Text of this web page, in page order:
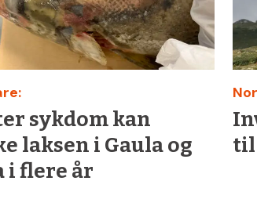
sykdom kan
laksen i Gaula og
i flere år
til